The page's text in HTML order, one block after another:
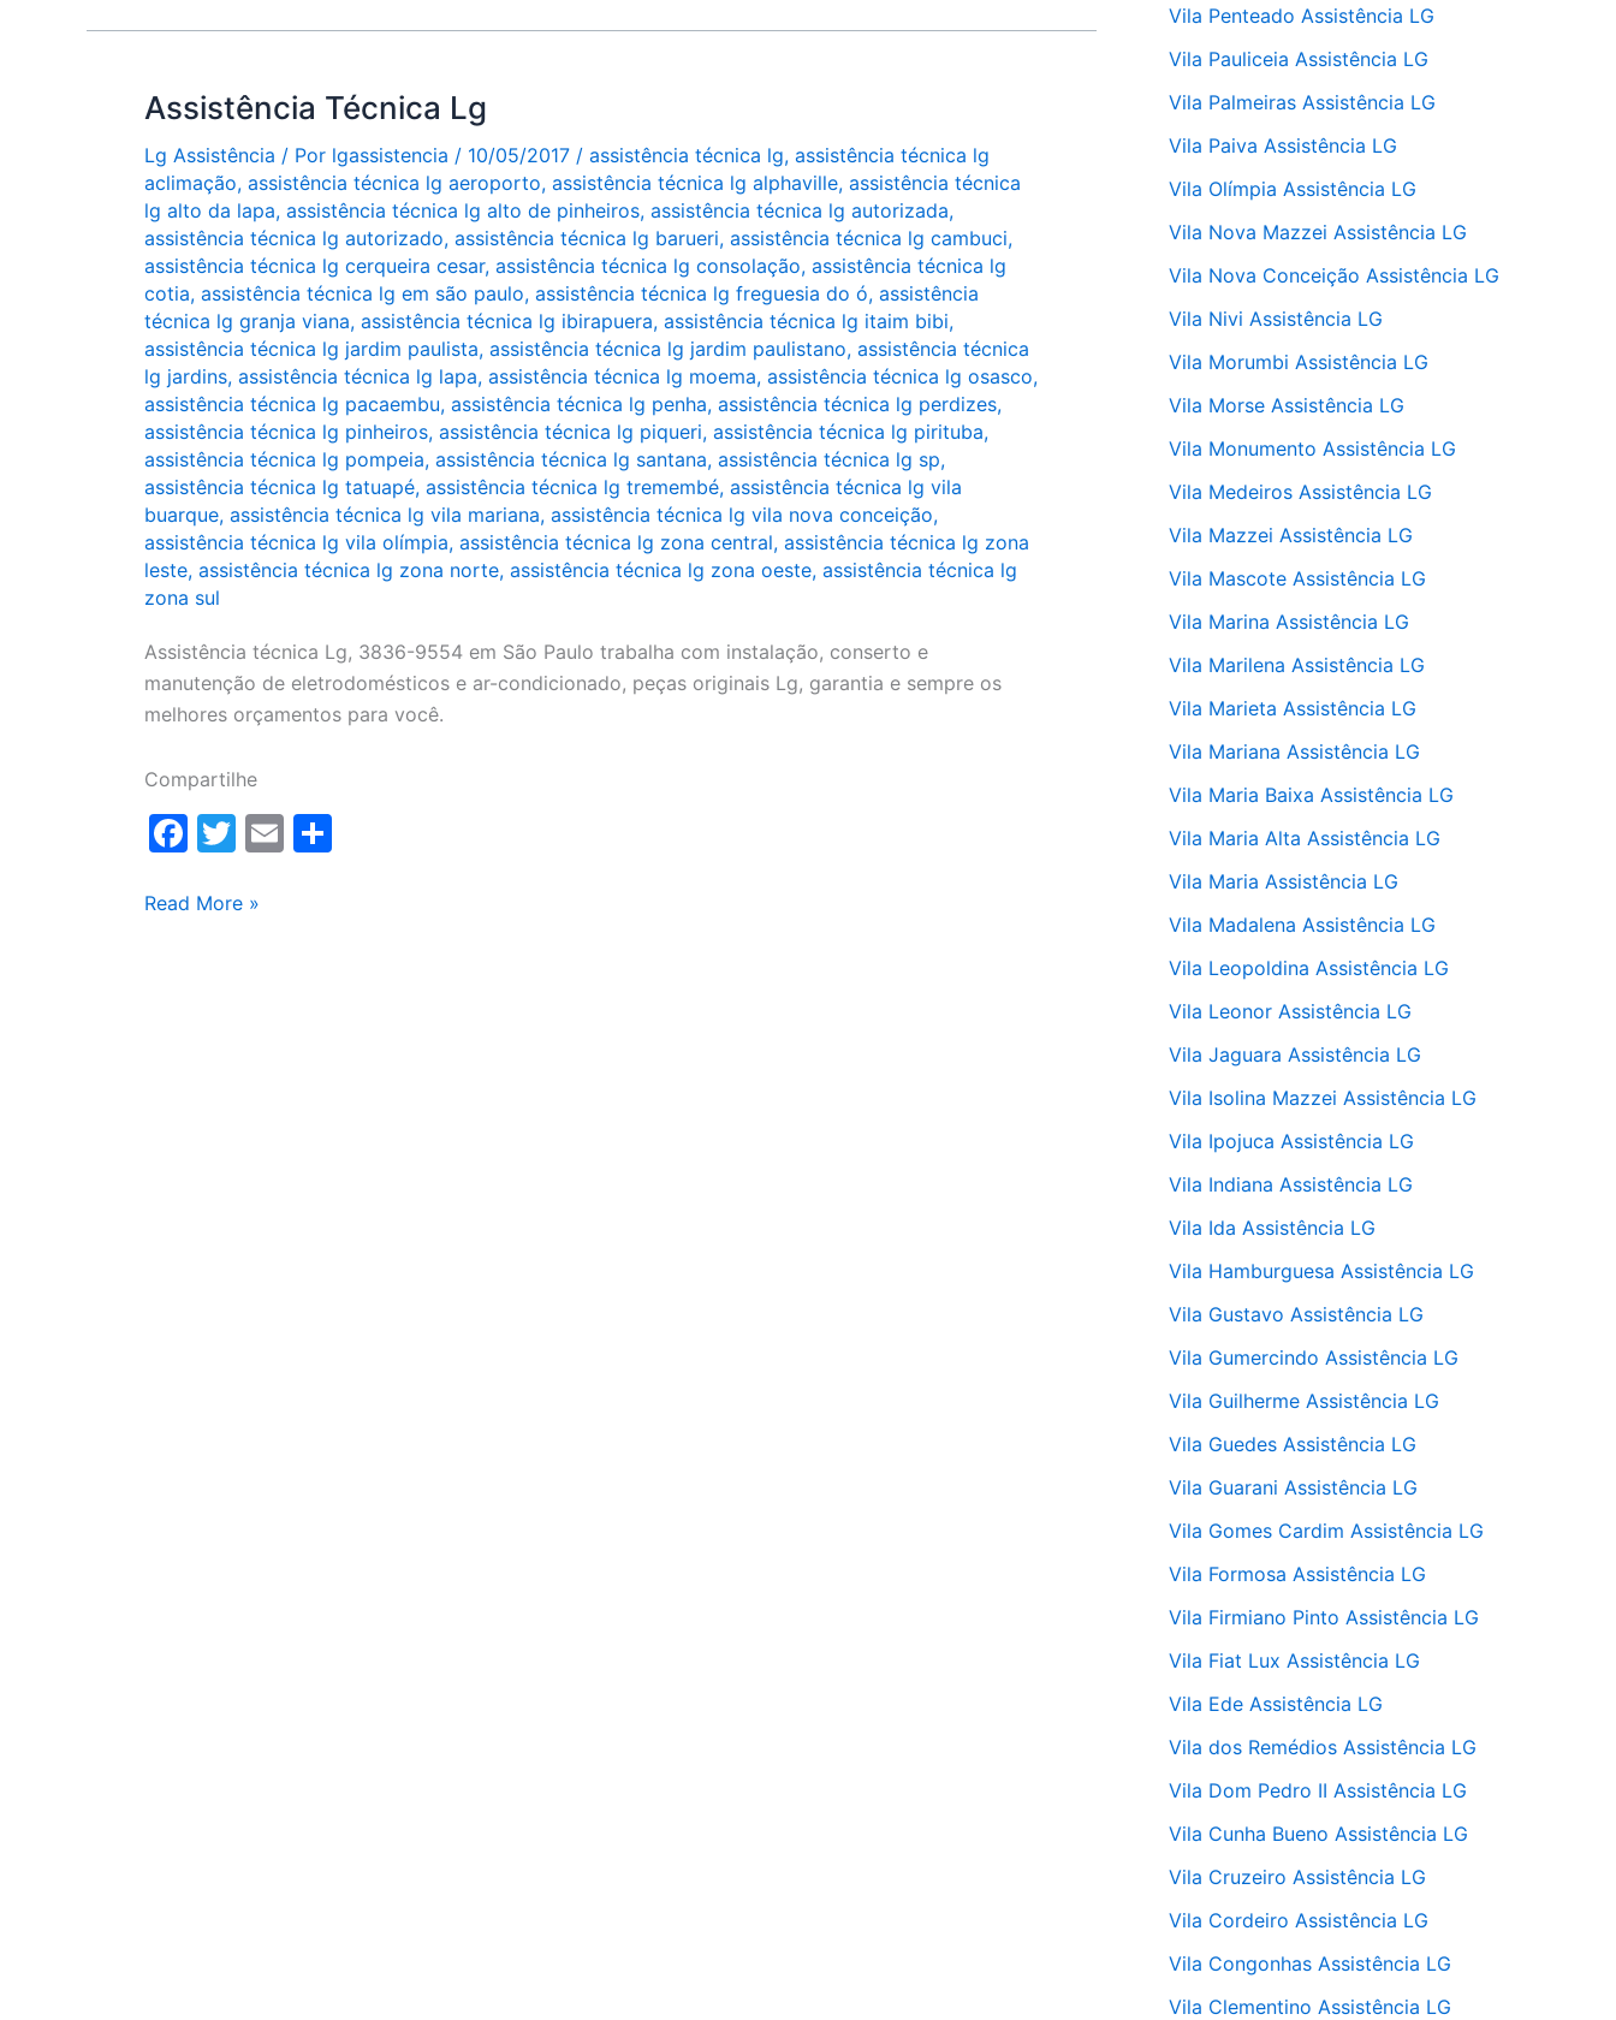
b
o
k
São
Assistência Técnica Lg
Lg Assistência / Por lgassistencia / 10/05/2017 / assistência técnica lg, assistência técnica lg
aclimação, assistência técnica lg aeroporto, assistência técnica lg alphaville, assistência técnica
lg alto da lapa, assistência técnica lg alto de pinheiros, assistência técnica lg autorizada,
assistência técnica lg autorizado, assistência técnica lg barueri, assistência técnica lg cambuci,
assistência técnica lg cerqueira cesar, assistência técnica lg consolação, assistência técnica lg
cotia, assistência técnica lg em são paulo, assistência técnica lg freguesia do ó, assistência
técnica lg granja viana, assistência técnica lg ibirapuera, assistência técnica lg itaim bibi,
assistência técnica lg jardim paulista, assistência técnica lg jardim paulistano, assistência técnica
lg jardins, assistência técnica lg lapa, assistência técnica lg moema, assistência técnica lg osasco,
assistência técnica lg pacaembu, assistência técnica lg penha, assistência técnica lg perdizes,
assistência técnica lg pinheiros, assistência técnica lg piqueri, assistência técnica lg pirituba,
assistência técnica lg pompeia, assistência técnica lg santana, assistência técnica lg sp,
assistência técnica lg tatuapé, assistência técnica lg tremembé, assistência técnica lg vila
buarque, assistência técnica lg vila mariana, assistência técnica lg vila nova conceição,
assistência técnica lg vila olímpia, assistência técnica lg zona central, assistência técnica lg zona
leste, assistência técnica lg zona norte, assistência técnica lg zona oeste, assistência técnica lg
zona sul
Assistência técnica Lg, 3836-9554 em São Paulo trabalha com instalação, conserto e
manutenção de eletrodomésticos e ar-condicionado, peças originais Lg, garantia e sempre os
melhores orçamentos para você.
Compartilhe
F
c
T
itt
E
Assistência
Read More »
Vila Penteado Assistência LG
Vila Pauliceia Assistência LG
Vila Palmeiras Assistência LG
Vila Paiva Assistência LG
Vila Olímpia Assistência LG
Vila Nova Mazzei Assistência LG
Vila Nova Conceição Assistência LG
Vila Nivi Assistência LG
Vila Morumbi Assistência LG
Vila Morse Assistência LG
Vila Monumento Assistência LG
Vila Medeiros Assistência LG
Vila Mazzei Assistência LG
Vila Mascote Assistência LG
Vila Marina Assistência LG
Vila Marilena Assistência LG
Vila Marieta Assistência LG
Vila Mariana Assistência LG
Vila Maria Baixa Assistência LG
Vila Maria Alta Assistência LG
Vila Maria Assistência LG
Vila Madalena Assistência LG
Vila Leopoldina Assistência LG
Vila Leonor Assistência LG
Vila Jaguara Assistência LG
Vila Isolina Mazzei Assistência LG
Vila Ipojuca Assistência LG
Vila Indiana Assistência LG
Vila Ida Assistência LG
Vila Hamburguesa Assistência LG
Vila Gustavo Assistência LG
Vila Gumercindo Assistência LG
Vila Guilherme Assistência LG
Vila Guedes Assistência LG
Vila Guarani Assistência LG
Vila Gomes Cardim Assistência LG
Vila Formosa Assistência LG
Vila Firmiano Pinto Assistência LG
Vila Fiat Lux Assistência LG
Vila Ede Assistência LG
Vila dos Remédios Assistência LG
Vila Dom Pedro II Assistência LG
Vila Cunha Bueno Assistência LG
Vila Cruzeiro Assistência LG
Vila Cordeiro Assistência LG
Vila Congonhas Assistência LG
Vila Clementino Assistência LG